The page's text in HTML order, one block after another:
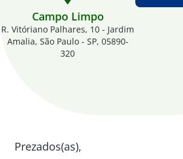
Campo Limpo
R. Vitóriano Palhares, 10 - Jardim
Amalia, São Paulo - SP, 05890-
320
Prezados(as),